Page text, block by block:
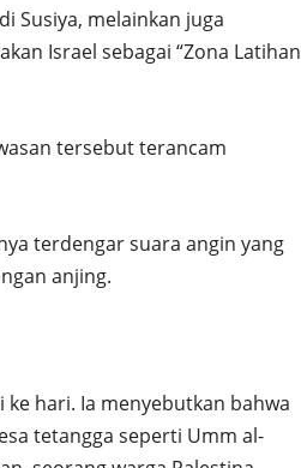
Susiya, melainkan juga
Israel sebagai “Zona Latihan
tersebut terancam
terdengar suara angin yang
anjing.
hari. Ia menyebutkan bahwa
tetangga seperti Umm al-